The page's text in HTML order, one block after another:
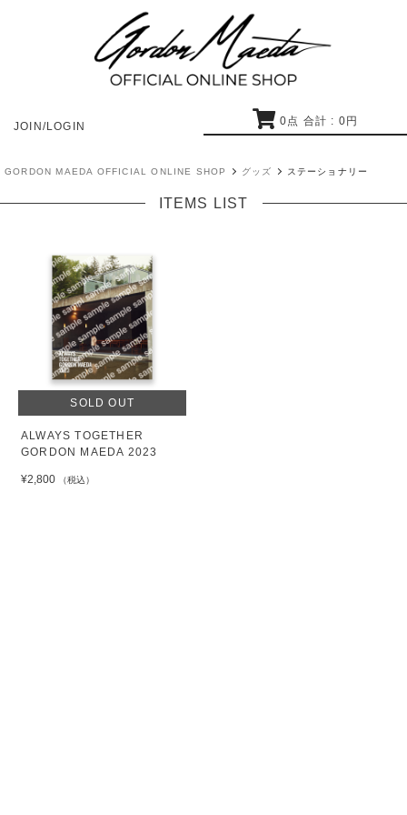
JOIN/LOGIN 0 点 合計 : 0円
GORDON MAEDA OFFICIAL ONLINE SHOP グッズ ステーショナリー
ITEMS LIST
SOLD OUT
ALWAYS TOGETHER
GORDON MAEDA 2023
¥2,800 （税込）